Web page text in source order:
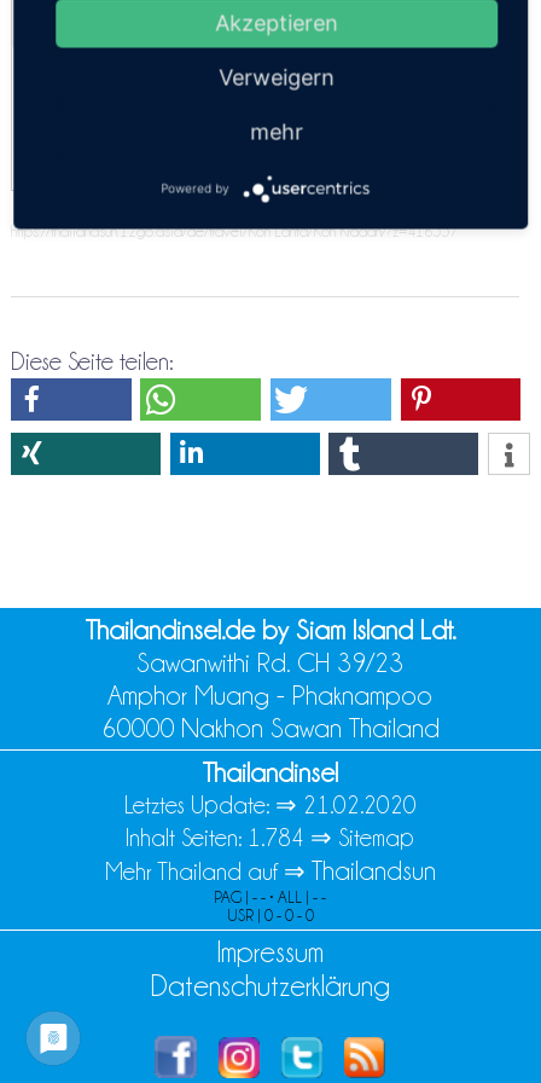
EUR 104.96–123.48
https://thailandsun.12go.asia/de/travel/Koh Lanta/Koh Kradan/?z=416557
Diese Seite teilen:
Thailandinsel.de by Siam Island Ldt.
Sawanwithi Rd. CH 39/23
Amphor Muang - Phaknampoo
60000 Nakhon Sawan Thailand
Thailandinsel
Letztes Update: ⇒ 21.02.2020
Inhalt Seiten: 1.784 ⇒ Sitemap
Mehr Thailand auf ⇒ Thailandsun
PAG | - - • ALL | - -
USR | 0 - 0 - 0
Impressum
Datenschutzerklärung
Akzeptieren
Verweigern
mehr
Powered by